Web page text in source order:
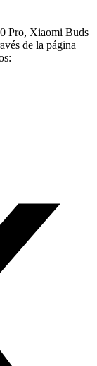
Pro, Xiaomi Buds
de la página